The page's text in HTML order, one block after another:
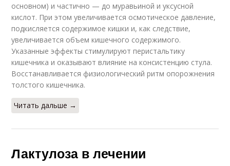
основном) и частично — до муравьиной и уксусной
кислот. При этом увеличивается осмотическое давление,
подкисляется содержимое кишки и, как следствие,
увеличивается объем кишечного содержимого.
Указанные эффекты стимулируют перистальтику
кишечника и оказывают влияние на консистенцию стула.
Восстанавливается физиологический ритм опорожнения
толстого кишечника.
Читать дальше →
Лактулоза в лечении